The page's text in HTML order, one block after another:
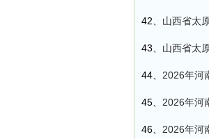
42、 山西省太
43、 山西省太
44、 2026年河
45、 2026年河
46、 2026年河